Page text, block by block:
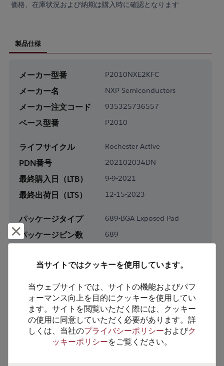
価格、在庫状況および納期は購入時に確認となります
製品仕様
メーカー型番 P2010NXE2KFC
メーカー名 NXP Semiconductors
メーカー注文コード 935325736557
ベース型番 P2010
ライフサイクル Rochester Active
PDN番号 202102034DN
最終購入日（LTB） 9-9-2021
最終出荷日（LTS） 12-15-2023
パッケージタイプ 689-BGA Exposed Pad
パッケージピン数 689
鉛フリー Yes
梱包形態 Tray
梱包数 27
製品カテゴリー Processor & Peripheral
製品サブカテゴリー MCU & MPU
却下して閉じる
当サイトではクッキーを使用しています。
当ウェブサイトでは、サイトの機能およびパフ
ォーマンス向上を目的にクッキーを使用してい
ます。サイトを閲覧いただく際には、クッキー
の使用に同意していただく必要があります。詳
しくは、当社のプライバシーポリシーおよびク
ッキーポリシーをご覧ください。